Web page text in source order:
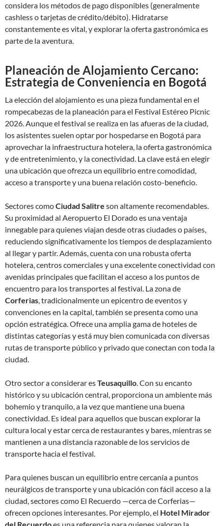
considera los métodos de pago disponibles (generalmente
cashless o tarjetas de crédito/débito). Hidratarse
constantemente es vital, y explorar la oferta gastronómica es
parte de la aventura.
Planeación de Alojamiento Cercano:
Estrategia de Conveniencia en Bogotá
La elección del alojamiento es una pieza fundamental en el
rompecabezas de la planeación para el Festival Estéreo Picnic
2026. Aunque el festival se realiza en las afueras de la ciudad,
los asistentes suelen optar por hospedarse en Bogotá para
aprovechar la infraestructura hotelera, la oferta gastronómica
y de entretenimiento, y la conectividad. La clave está en elegir
una ubicación que ofrezca un equilibrio entre comodidad,
acceso a transporte y una buena relación costo-beneficio.
Sectores comoCiudad Salitre son altamente recomendables.
Su proximidad al Aeropuerto El Dorado es una ventaja
innegable para quienes viajan desde otras ciudades o países,
reduciendo significativamente los tiempos de desplazamiento
al llegar y partir. Además, cuenta con una robusta oferta
hotelera, centros comerciales y una excelente conectividad con
avenidas principales que facilitan el acceso a los puntos de
encuentro para los transportes al festival. La zona de
Corferias, tradicionalmente un epicentro de eventos y
convenciones en la capital, también se presenta como una
opción estratégica. Ofrece una amplia gama de hoteles de
distintas categorías y está muy bien comunicada con diversas
rutas de transporte público y privado que conectan con toda la
ciudad.
Otro sector a considerar esTeusaquillo. Con su encanto
histórico y su ubicación central, proporciona un ambiente más
bohemio y tranquilo, a la vez que mantiene una buena
conectividad. Es ideal para aquellos que buscan explorar la
cultura local y estar cerca de restaurantes y bares, mientras se
mantienen a una distancia razonable de los servicios de
transporte hacia el festival.
Para quienes buscan un equilibrio entre cercanía a puntos
neurálgicos de transporte y una ubicación con fácil acceso a la
ciudad, sectores como El Recuerdo —cerca de Corferias—
ofrecen opciones interesantes. Por ejemplo, el Hotel Mirador